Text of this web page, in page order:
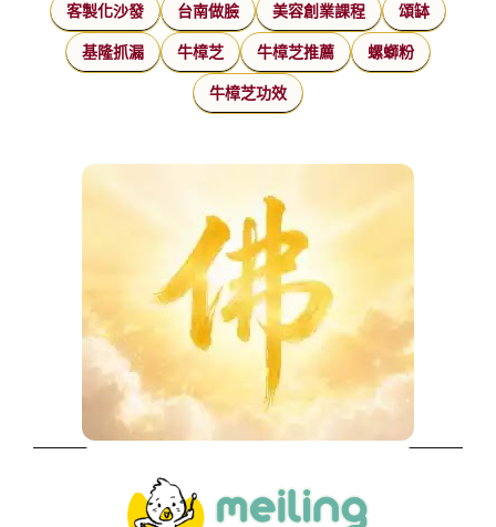
客製化沙發 台南做臉 美容創業課程 頌缽
基隆抓漏 牛樟芝 牛樟芝推薦 螺螄粉
牛樟芝功效